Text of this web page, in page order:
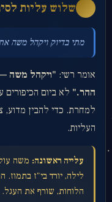
שלוש עליות
מתי בדיוק ויקהל משה
אומר רשי: "ויקהל משה —
ההר." לא ביום הכיפורים
למחרת. כדי להבין מדוע,
העליות.
עלייה ראשונה:
לילה, יורד בי"ז
הלוחות, שורף את העגל.